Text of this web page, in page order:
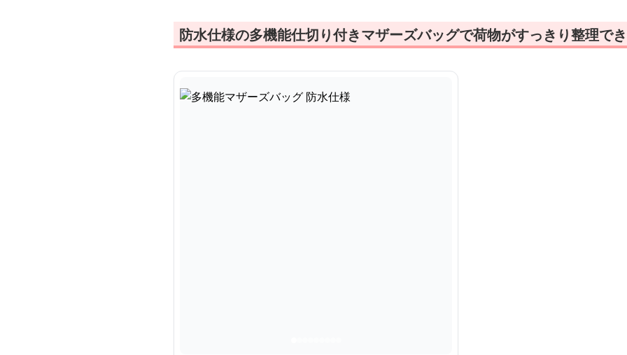
防水仕様の多機能仕切り付きマザーズバッグで荷物がすっきり整理で